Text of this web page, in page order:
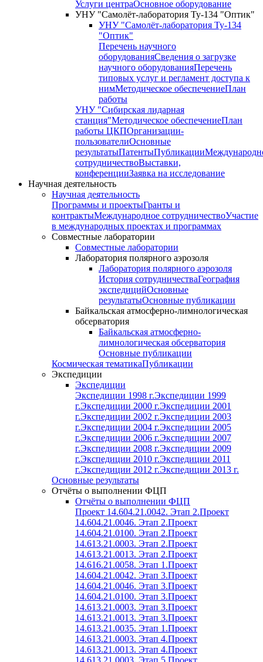
Услуги центраОсновное оборудование
УНУ "Самолёт-лаборатория Ту-134 "Оптик"
УНУ "Самолёт-лаборатория Ту-134
"Оптик"
Перечень научного
оборудованияСведения о загрузке
научного оборудованияПеречень
типовых услуг и регламент доступа к
нимМетодическое обеспечениеПлан
работы
УНУ "Сибирская лидарная
станция"Методическое обеспечениеПлан
работы ЦКПОрганизации-
пользователиОсновные
результатыПатентыПубликации
сотрудничествоВыставки,
конференцииЗаявка на исследование
Научная деятельность
Научная деятельность
Программы и проектыГранты и
контрактыМеждународное сотрудничествоУчастие
в международных проектах и программах
Совместные лаборатории
Совместные лаборатории
Лаборатория полярного аэрозоля
Лаборатория полярного аэрозоля
История сотрудничестваГеография
экспедицийОсновные
результатыОсновные публикации
Байкальская атмосферно-лимнологическая
обсерватория
Байкальская атмосферно-
лимнологическая обсерватория
Основные публикации
Космическая тематикаПубликации
Экспедиции
Экспедиции
Экспедиции 1998 г.Экспедиции 1999
г.Экспедиции 2000 г.Экспедиции 2001
г.Экспедиции 2002 г.Экспедиции 2003
г.Экспедиции 2004 г.Экспедиции 2005
г.Экспедиции 2006 г.Экспедиции 2007
г.Экспедиции 2008 г.Экспедиции 2009
г.Экспедиции 2010 г.Экспедиции 2011
г.Экспедиции 2012 г.Экспедиции 2013 г.
Основные результаты
Отчёты о выполнении ФЦП
Отчёты о выполнении ФЦП
Проект 14.604.21.0042. Этап 2.Проект
14.604.21.0046. Этап 2.Проект
14.604.21.0100. Этап 2.Проект
14.613.21.0003. Этап 2.Проект
14.613.21.0013. Этап 2.Проект
14.616.21.0058. Этап 1.Проект
14.604.21.0042. Этап 3.Проект
14.604.21.0046. Этап 3.Проект
14.604.21.0100. Этап 3.Проект
14.613.21.0003. Этап 3.Проект
14.613.21.0013. Этап 3.Проект
14.613.21.0035. Этап 1.Проект
14.613.21.0003. Этап 4.Проект
14.613.21.0013. Этап 4.Проект
14.613.21.0003. Этап 5.Проект